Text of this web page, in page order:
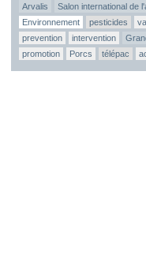
Arvalis
Salon international de
Environnement
pesticides
prevention
intervention
promotion
Porcs télépac